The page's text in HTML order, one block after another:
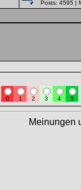
Posts: 4595 |
0 1 2 3 4 5
Meinungen